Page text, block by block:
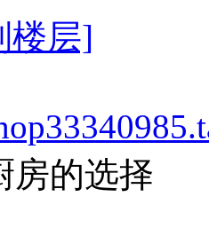
楼层]
房的选择